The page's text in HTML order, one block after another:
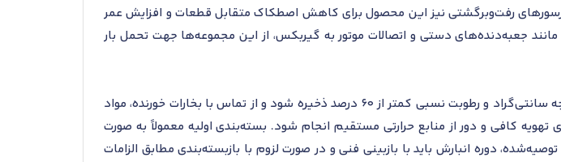
رفت‌وبرگشتی نیز این محصول برای کاهش اصطکاک متقابل قطعات و افزایش عمر
جعبه‌دنده‌های دستی و اتصالات موتور به گیربکس، از این مجموعه‌ها جهت تحمل بار
برای نگهداری استاندارد، این محصول باید در محیطی با دمای بین ۰ تا ۴۰ درجه سانتی‌گراد و رطوبت نسبی کمتر از ۶۰ درصد ذخیره شود و از تماس با بخارات خورنده، مواد
کافی و دور از منابع حرارتی مستقیم انجام شود. بسته‌بندی اولیه معمولاً به صورت
دوره انبارش باید با بازبینی فنی و در صورت لزوم با بازبسته‌بندی مطابق الزامات